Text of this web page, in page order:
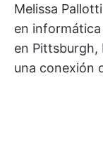
Melissa
en
en Pittsburgh,
una conexión